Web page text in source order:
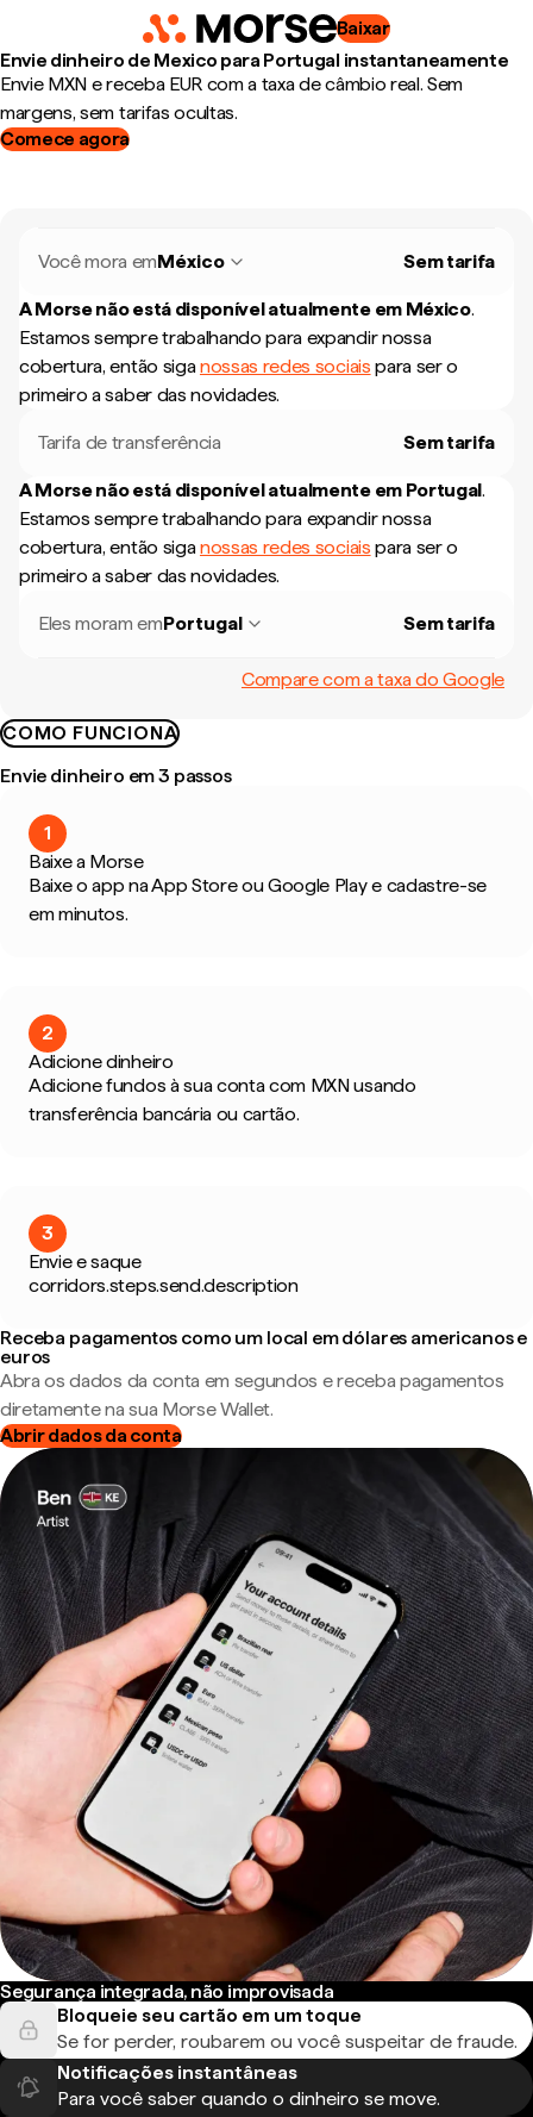
Baixar
Envie dinheiro de Mexico para Portugal instantaneamente
Envie MXN e receba EUR com a taxa de câmbio real. Sem
margens, sem tarifas ocultas.
Comece agora
Você mora emMéxico Sem tarifa
A Morse não está disponível atualmente em México.
Estamos sempre trabalhando para expandir nossa
cobertura, então siganossas redes sociais para ser o
primeiro a saber das novidades.
Tarifa de transferência Sem tarifa
A Morse não está disponível atualmente em Portugal.
Estamos sempre trabalhando para expandir nossa
cobertura, então siganossas redes sociais para ser o
primeiro a saber das novidades.
Eles moram emPortugal Sem tarifa
Compare com a taxa do Google
COMO FUNCIONA
Envie dinheiro em 3 passos
1
Baixe a Morse
Baixe o app na App Store ou Google Play e cadastre-se
em minutos.
2
Adicione dinheiro
Adicione fundos à sua conta com MXN usando
transferência bancária ou cartão.
3
Envie e saque
corridors.steps.send.description
Receba pagamentos como um local em dólares americanos e
euros
Abra os dados da conta em segundos e receba pagamentos
diretamente na sua Morse Wallet.
Abrir dados da conta
Segurança integrada, não improvisada
Bloqueie seu cartão em um toque
Se for perder, roubarem ou você suspeitar de fraude.
Notificações instantâneas
Para você saber quando o dinheiro se move.